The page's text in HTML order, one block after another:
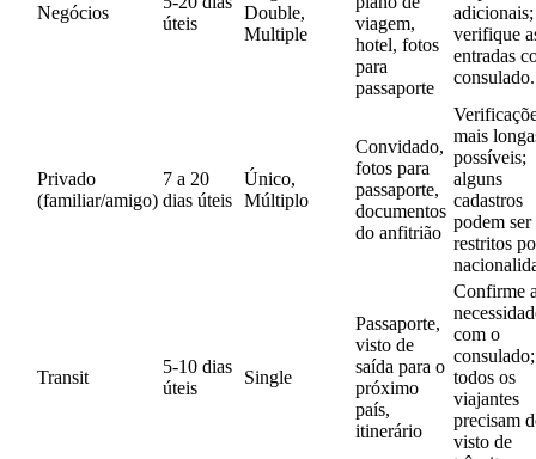
Negócios
úteis
Double,
Multiple
viagem,
hotel, fotos
para
passaporte
adicionais;
verifique
entradas
consulado.
Privado
(familiar/amigo)
7 a 20
dias úteis
Único,
Múltiplo
Convidado,
fotos para
passaporte,
documentos
do anfitrião
mais
possíveis;
alguns
cadastros
podem ser
restritos
Transit
5-10 dias
úteis
Single
Passaporte,
visto de
saída para o
próximo
país,
itinerário
Confirme
com o
todos os
viajantes
precisam
visto de